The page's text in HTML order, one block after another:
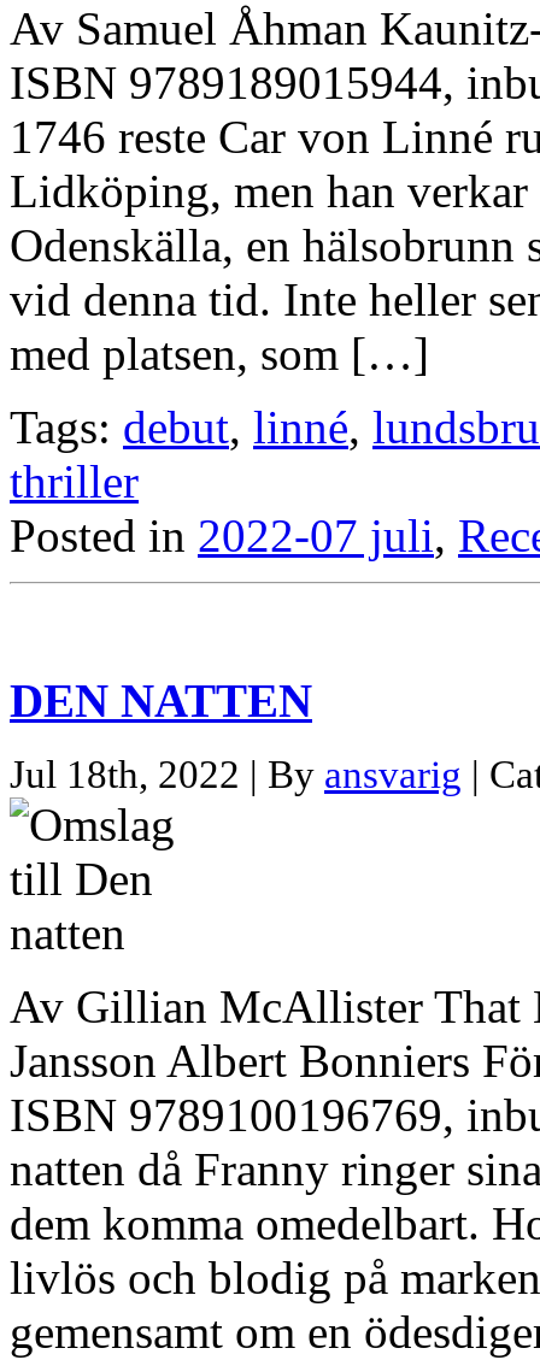
Av Samuel Åhman
ISBN 9789189015944,
1746 reste Car von Linné
Lidköping, men han
Odenskälla, en
vid denna tid. Inte heller
med platsen, som […]
Tags: debut, linné,
thriller
Posted in 2022-07 juli,
DEN NATTEN
Jul 18th, 2022 | By ansvarig |
Av Gillian McAllister That
Jansson Albert Bonniers
ISBN 9789100196769,
natten då Franny ringer
dem komma omedelbart.
livlös och blodig på
gemensamt om en